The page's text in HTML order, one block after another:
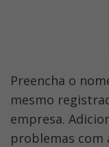
Preencha o
mesmo
empresa.
problemas com